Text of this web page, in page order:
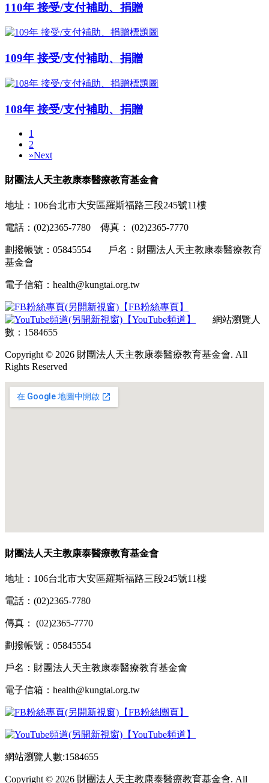
110年 接受/支付補助、捐贈
109年 接受/支付補助、捐贈
108年 接受/支付補助、捐贈
1
2
»Next
財團法人天主教康泰醫療教育基金會
地址：106台北市大安區羅斯福路三段245號11樓
電話：(02)2365-7780 傳真： (02)2365-7770
劃撥帳號：05845554 戶名：財團法人天主教康泰醫療教育
基金會
電子信箱：health@kungtai.org.tw
【FB粉絲專頁】
【YouTube頻道】
網站瀏覽人
數：1584655
Copyright © 2026 財團法人天主教康泰醫療教育基金會. All
Rights Reserved
財團法人天主教康泰醫療教育基金會
地址：106台北市大安區羅斯福路三段245號11樓
電話：(02)2365-7780
傳真： (02)2365-7770
劃撥帳號：05845554
戶名：財團法人天主教康泰醫療教育基金會
電子信箱：health@kungtai.org.tw
【FB粉絲團頁】
【YouTube頻道】
網站瀏覽人數:1584655
Copyright © 2026 財團法人天主教康泰醫療教育基金會. All